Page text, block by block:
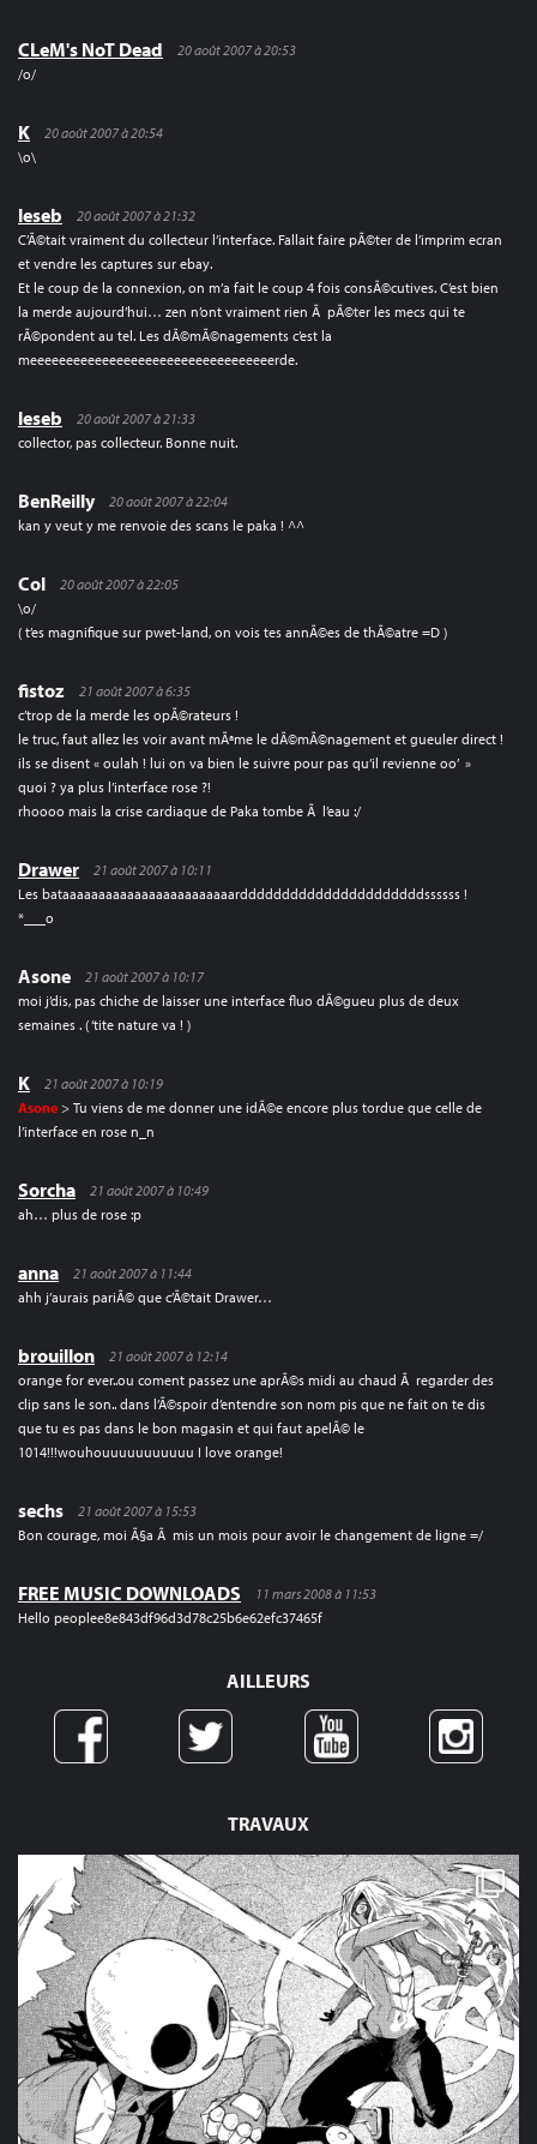
TRAVAUX
CLeM's NoT Dead
20 août 2007 à 20:53
/o/
K
20 août 2007 à 20:54
\o\
leseb
20 août 2007 à 21:32
C’Ã©tait vraiment du collecteur l’interface. Fallait faire pÃ©ter de l’imprim ecran
et vendre les captures sur ebay.
Et le coup de la connexion, on m’a fait le coup 4 fois consÃ©cutives. C’est bien
la merde aujourd’hui… zen n’ont vraiment rien Ã pÃ©ter les mecs qui te
rÃ©pondent au tel. Les dÃ©mÃ©nagements c’est la
meeeeeeeeeeeeeeeeeeeeeeeeeeeeeeeeeerde.
leseb
20 août 2007 à 21:33
collector, pas collecteur. Bonne nuit.
BenReilly
20 août 2007 à 22:04
kan y veut y me renvoie des scans le paka ! ^^
Col
20 août 2007 à 22:05
\o/
( t’es magnifique sur pwet-land, on vois tes annÃ©es de thÃ©atre =D )
fistoz
21 août 2007 à 6:35
c’trop de la merde les opÃ©rateurs !
le truc, faut allez les voir avant mÃªme le dÃ©mÃ©nagement et gueuler direct !
ils se disent « oulah ! lui on va bien le suivre pour pas qu’il revienne oo’ »
quoi ? ya plus l’interface rose ?!
rhoooo mais la crise cardiaque de Paka tombe Ã l’eau :/
Drawer
21 août 2007 à 10:11
Les bataaaaaaaaaaaaaaaaaaaaaaaarddddddddddddddddddddddssssss !
*___o
Asone
21 août 2007 à 10:17
moi j’dis, pas chiche de laisser une interface fluo dÃ©gueu plus de deux
semaines . ( ‘tite nature va ! )
K
21 août 2007 à 10:19
Asone > Tu viens de me donner une idÃ©e encore plus tordue que celle de
l’interface en rose n_n
Sorcha
21 août 2007 à 10:49
ah… plus de rose :p
anna
21 août 2007 à 11:44
ahh j’aurais pariÃ© que c’Ã©tait Drawer…
brouillon
21 août 2007 à 12:14
orange for ever..ou coment passez une aprÃ©s midi au chaud Ã regarder des
clip sans le son.. dans l’Ã©spoir d’entendre son nom pis que ne fait on te dis
que tu es pas dans le bon magasin et qui faut apelÃ© le
1014!!!wouhouuuuuuuuuuu I love orange!
sechs
21 août 2007 à 15:53
Bon courage, moi Ã§a Ã mis un mois pour avoir le changement de ligne =/
FREE MUSIC DOWNLOADS
11 mars 2008 à 11:53
Hello peoplee8e843df96d3d78c25b6e62efc37465f
AILLEURS